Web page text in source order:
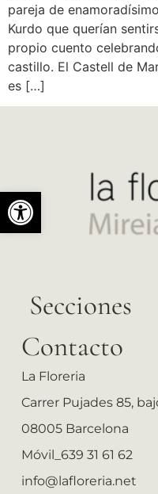
Abrir barra de
pareja de
Kurdo que querían
propio cuento
castillo. El Castell de
es […]
Secciones
Contacto
La Floreria
Carrer Pujades 85,
08005 Barcelona
Móvil_639 31 61 62
info@lafloreria.net